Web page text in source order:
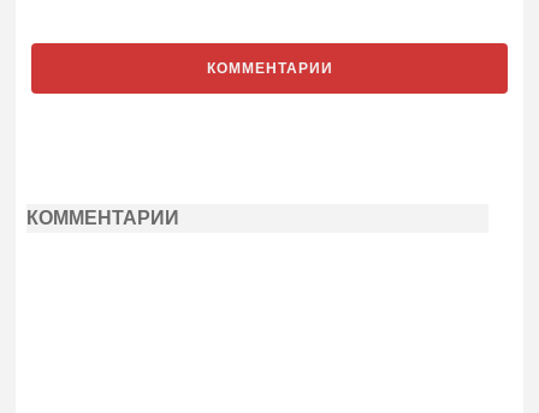
КОММЕНТАРИИ
КОММЕНТАРИИ